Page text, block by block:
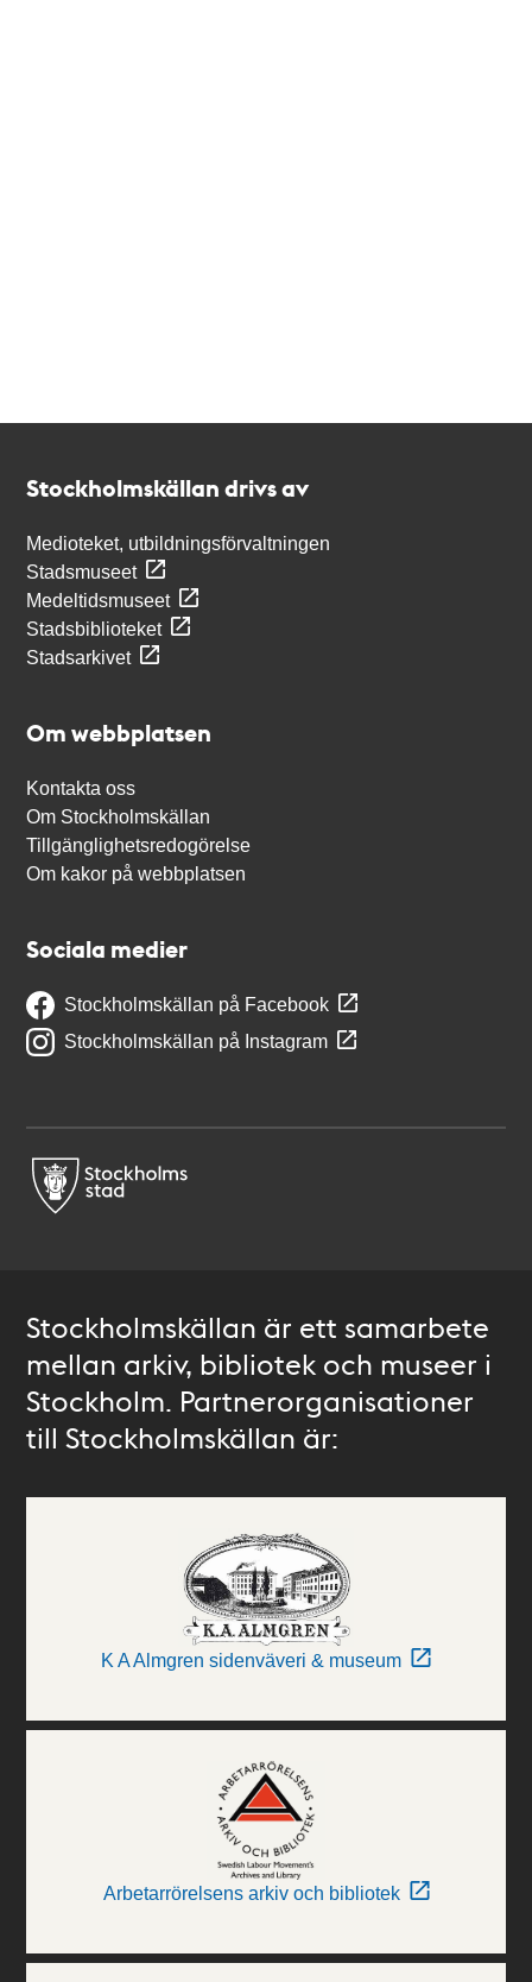
Stockholmskällan drivs av
Medioteket, utbildningsförvaltningen
Stadsmuseet
Medeltidsmuseet
Stadsbiblioteket
Stadsarkivet
Om webbplatsen
Kontakta oss
Om Stockholmskällan
Tillgänglighetsredogörelse
Om kakor på webbplatsen
Sociala medier
Stockholmskällan på Facebook
Stockholmskällan på Instagram
Stockholmskällan är ett samarbete
mellan arkiv, bibliotek och museer i
Stockholm. Partnerorganisationer
till Stockholmskällan är:
K A Almgren sidenväveri & museum
Arbetarrörelsens arkiv och bibliotek